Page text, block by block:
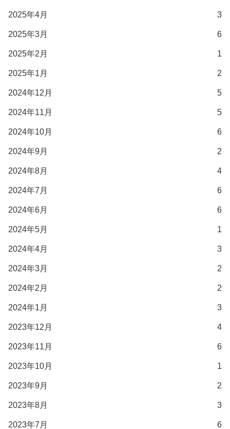
2025年4月 3
2025年3月 6
2025年2月 1
2025年1月 2
2024年12月 5
2024年11月 5
2024年10月 6
2024年9月 2
2024年8月 4
2024年7月 6
2024年6月 6
2024年5月 1
2024年4月 3
2024年3月 2
2024年2月 2
2024年1月 3
2023年12月 4
2023年11月 6
2023年10月 1
2023年9月 2
2023年8月 3
2023年7月 6